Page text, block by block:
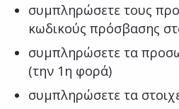
συμπληρώσετε τους
κωδικούς πρόσβασης
συμπληρώσετε τα
(την 1η φορά)
συμπληρώσετε τα